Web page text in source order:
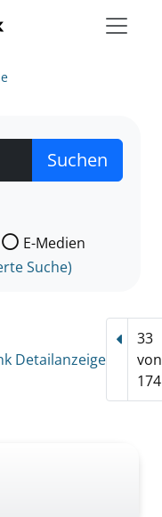
der Sie suchen wollen.
E-Medien
Suche)
Detailanzeige
33
von
174